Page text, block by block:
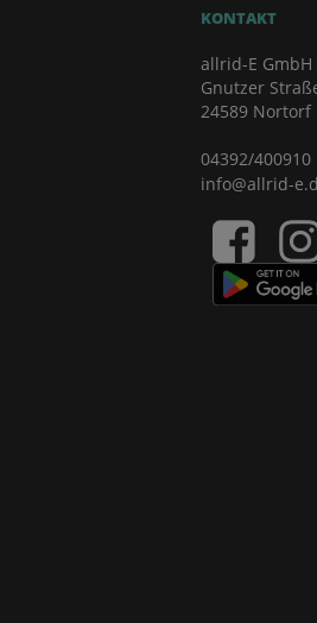
KONTAKT
allrid-E GmbH
Gnutzer
24589 Nortorf
04392/400910
info@allrid-